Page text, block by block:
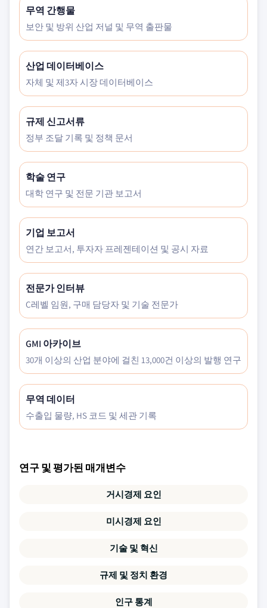
무역 간행물
보안 및 방위 산업 저널 및 무역 출판물
산업 데이터베이스
자체 및 제3자 시장 데이터베이스
규제 신고서류
정부 조달 기록 및 정책 문서
학술 연구
대학 연구 및 전문 기관 보고서
기업 보고서
연간 보고서, 투자자 프레젠테이션 및 공시 자료
전문가 인터뷰
C레벨 임원, 구매 담당자 및 기술 전문가
GMI 아카이브
30개 이상의 산업 분야에 걸친 13,000건 이상의 발행 연구
무역 데이터
수출입 물량, HS 코드 및 세관 기록
연구 및 평가된 매개변수
거시경제 요인
미시경제 요인
기술 및 혁신
규제 및 정치 환경
인구 통계